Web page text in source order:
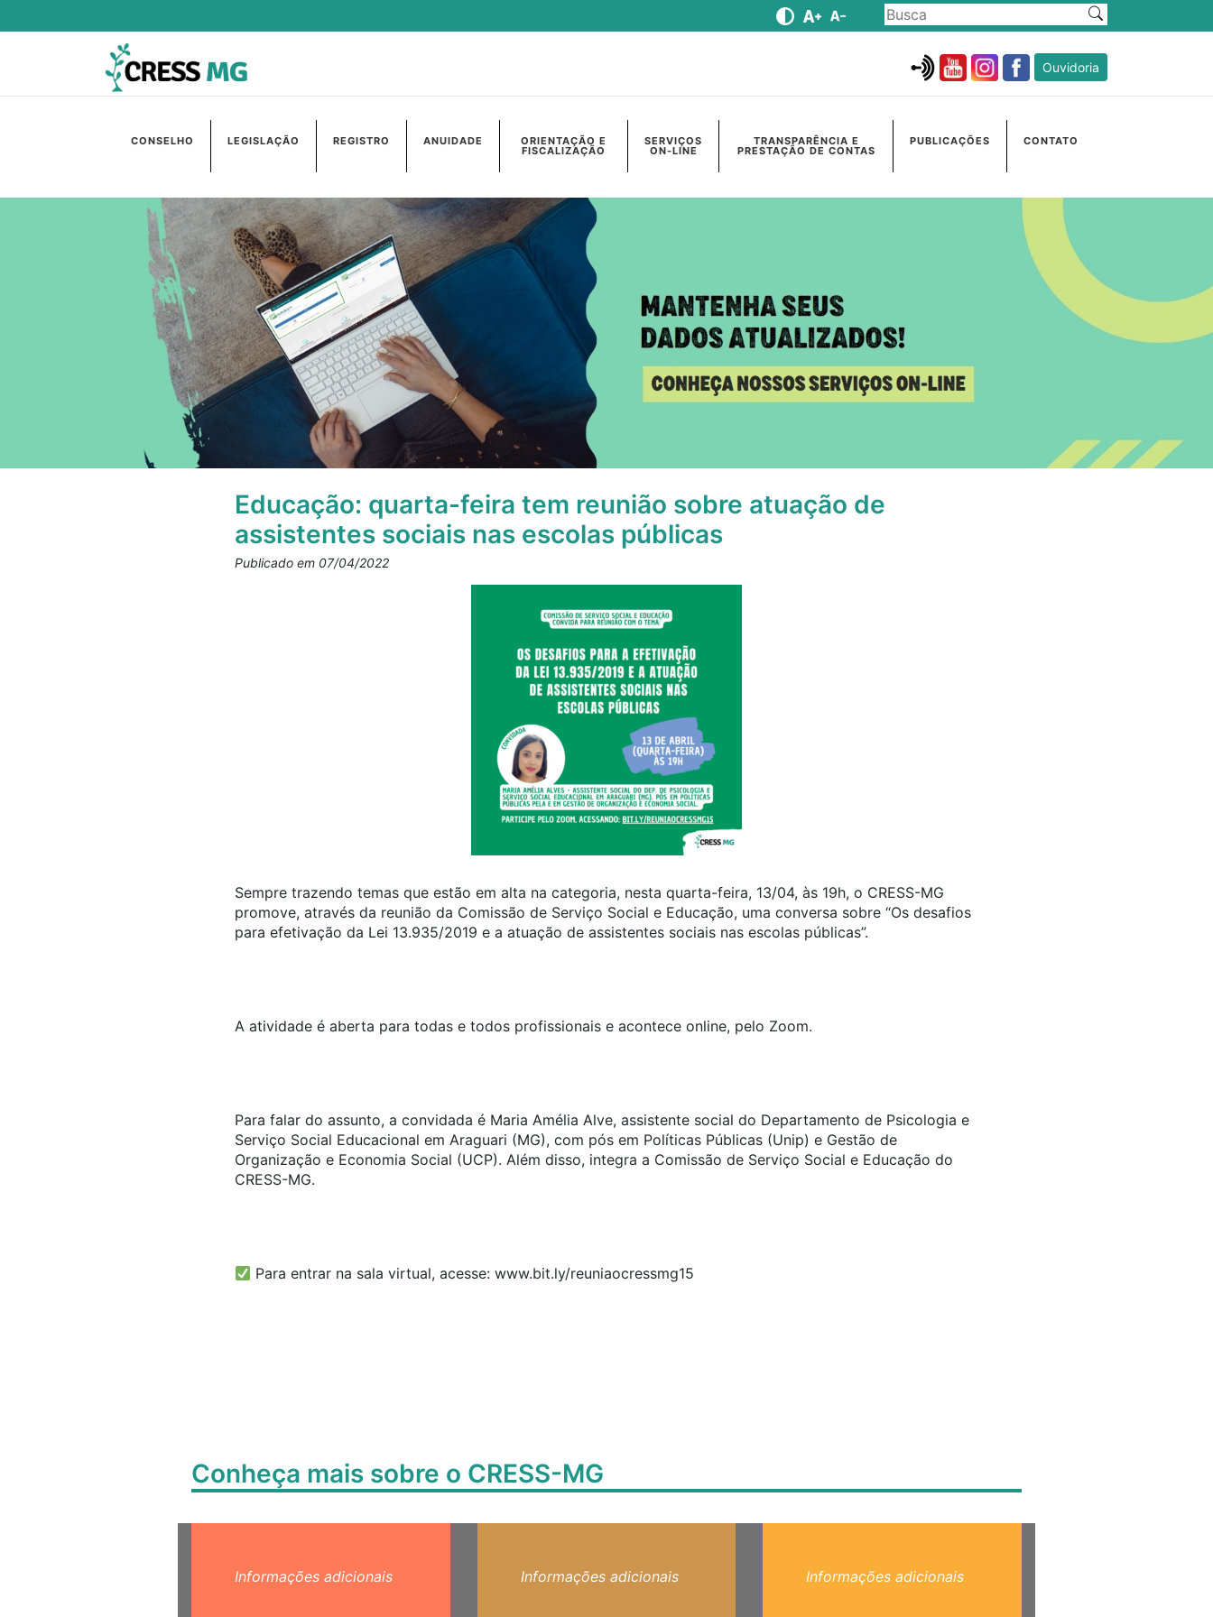
Ouvidoria
CONSELHO LEGISLAÇÃO REGISTRO ANUIDADE ORIENTAÇÃO E
FISCALIZAÇÃO
SERVIÇOS
ON-LINE
TRANSPARÊNCIA E
PRESTAÇÃO DE CONTAS
PUBLICAÇÕES CONTATO
Educação: quarta-feira tem reunião sobre atuação de
assistentes sociais nas escolas públicas
Publicado em 07/04/2022
Sempre trazendo temas que estão em alta na categoria, nesta quarta-feira, 13/04, às 19h, o CRESS-MG
promove, através da reunião da Comissão de Serviço Social e Educação, uma conversa sobre “Os desafios
para efetivação da Lei 13.935/2019 e a atuação de assistentes sociais nas escolas públicas”.
A atividade é aberta para todas e todos profissionais e acontece online, pelo Zoom.
Para falar do assunto, a convidada é Maria Amélia Alve, assistente social do Departamento de Psicologia e
Serviço Social Educacional em Araguari (MG), com pós em Políticas Públicas (Unip) e Gestão de
Organização e Economia Social (UCP). Além disso, integra a Comissão de Serviço Social e Educação do
CRESS-MG.
Para entrar na sala virtual, acesse: www.bit.ly/reuniaocressmg15
Conheça mais sobre o CRESS-MG
Informações adicionais Informações adicionais Informações adicionais